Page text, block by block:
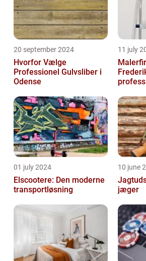
20 september 2024
Hvorfor Vælge
Professionel Gulvsliber i
Odense
11 july
01 july 2024
Elscootere: Den moderne
transportløsning
10 june
jæger